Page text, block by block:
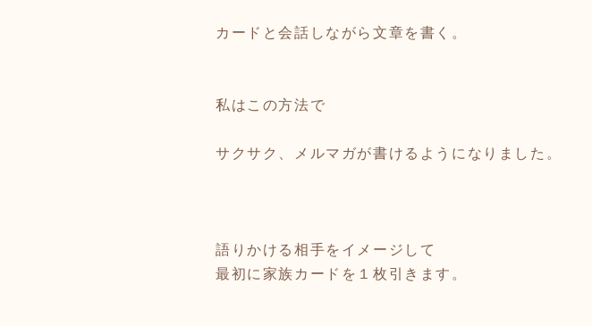
カードと会話しながら文章を書く。
私はこの方法で
サクサク、メルマガが書けるようになりました。
語りかける相手をイメージして
最初に家族カードを１枚引きます。